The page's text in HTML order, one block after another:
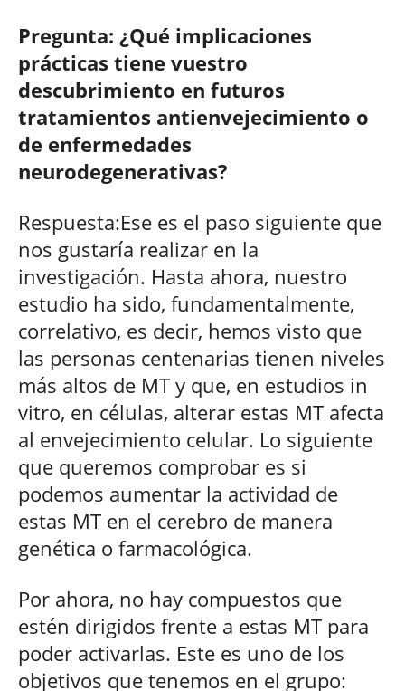
Pregunta: ¿Qué implicaciones
prácticas tiene vuestro
descubrimiento en futuros
tratamientos antienvejecimiento o
de enfermedades
neurodegenerativas?
Respuesta:Ese es el paso siguiente que
nos gustaría realizar en la
investigación. Hasta ahora, nuestro
estudio ha sido, fundamentalmente,
correlativo, es decir, hemos visto que
las personas centenarias tienen niveles
más altos de MT y que, en estudios in
vitro, en células, alterar estas MT afecta
al envejecimiento celular. Lo siguiente
que queremos comprobar es si
podemos aumentar la actividad de
estas MT en el cerebro de manera
genética o farmacológica.
Por ahora, no hay compuestos que
estén dirigidos frente a estas MT para
poder activarlas. Este es uno de los
objetivos que tenemos en el grupo: